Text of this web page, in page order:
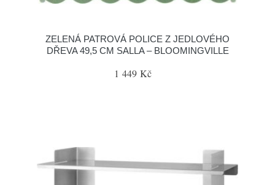
ZELENÁ PATROVÁ POLICE Z JEDLOVÉHO
DŘEVA 49,5 CM SALLA – BLOOMINGVILLE
1 449 Kč